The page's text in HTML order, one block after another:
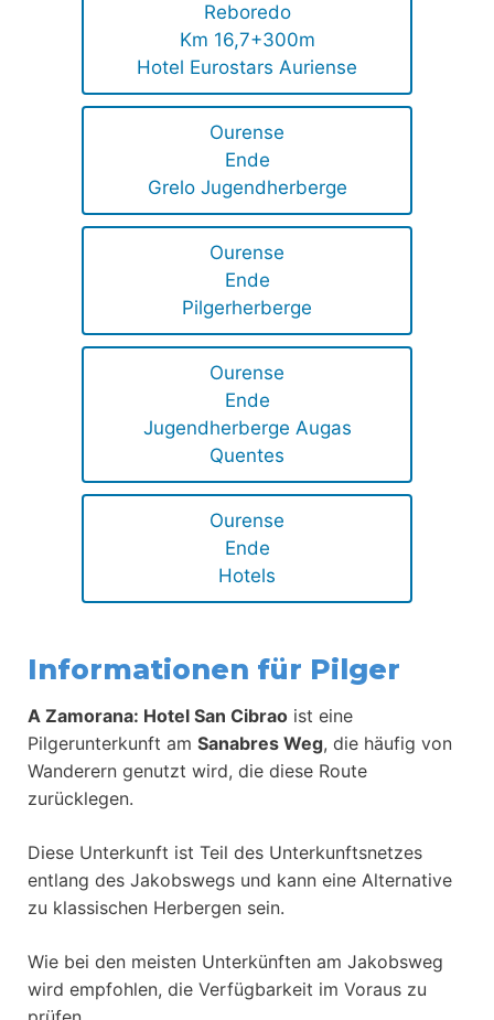
Reboredo
Km 16,7+300m
Hotel Eurostars Auriense
Ourense
Ende
Grelo Jugendherberge
Ourense
Ende
Pilgerherberge
Ourense
Ende
Jugendherberge Augas
Quentes
Ourense
Ende
Hotels
Informationen für Pilger
A Zamorana: Hotel San Cibrao ist eine
Pilgerunterkunft am Sanabres Weg, die häufig von
Wanderern genutzt wird, die diese Route
zurücklegen.
Diese Unterkunft ist Teil des Unterkunftsnetzes
entlang des Jakobswegs und kann eine Alternative
zu klassischen Herbergen sein.
Wie bei den meisten Unterkünften am Jakobsweg
wird empfohlen, die Verfügbarkeit im Voraus zu